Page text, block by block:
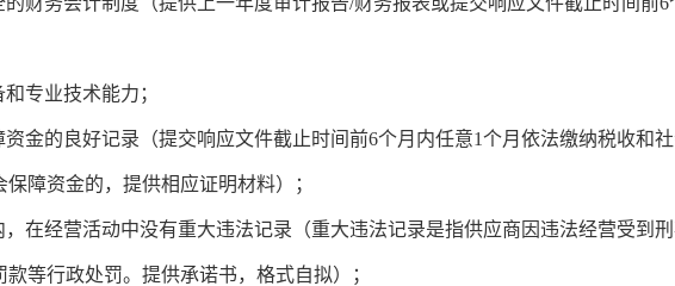
专业技术能力；
的良好记录（提交响应文件截止时间前6个月内任意1个月依法缴纳税收和
障资金的，提供相应证明材料）；
经营活动中没有重大违法记录（重大违法记录是指供应商因违法经营受到
等行政处罚。提供承诺书，格式自拟）；